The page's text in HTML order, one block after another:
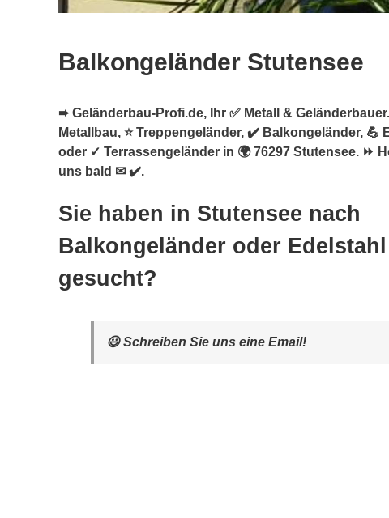
Balkongeländer Stutensee
➨ Geländerbau-Profi.de, Ihr ✅ Metall &
Metallbau, ⭐ Treppengeländer, ✔️ Balkongeländer, 💪
oder ✓ Terrassengeländer in 🌍 76297 Stutensee. ⏩
uns bald ✉ ✔️.
Sie haben in Stutensee nach
Balkongeländer oder
gesucht?
😃 Schreiben Sie uns eine Email!